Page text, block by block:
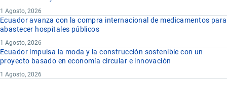
1 Agosto, 2026
Ecuador avanza con la compra internacional de medicamentos para
abastecer hospitales públicos
1 Agosto, 2026
Ecuador impulsa la moda y la construcción sostenible con un
proyecto basado en economía circular e innovación
1 Agosto, 2026